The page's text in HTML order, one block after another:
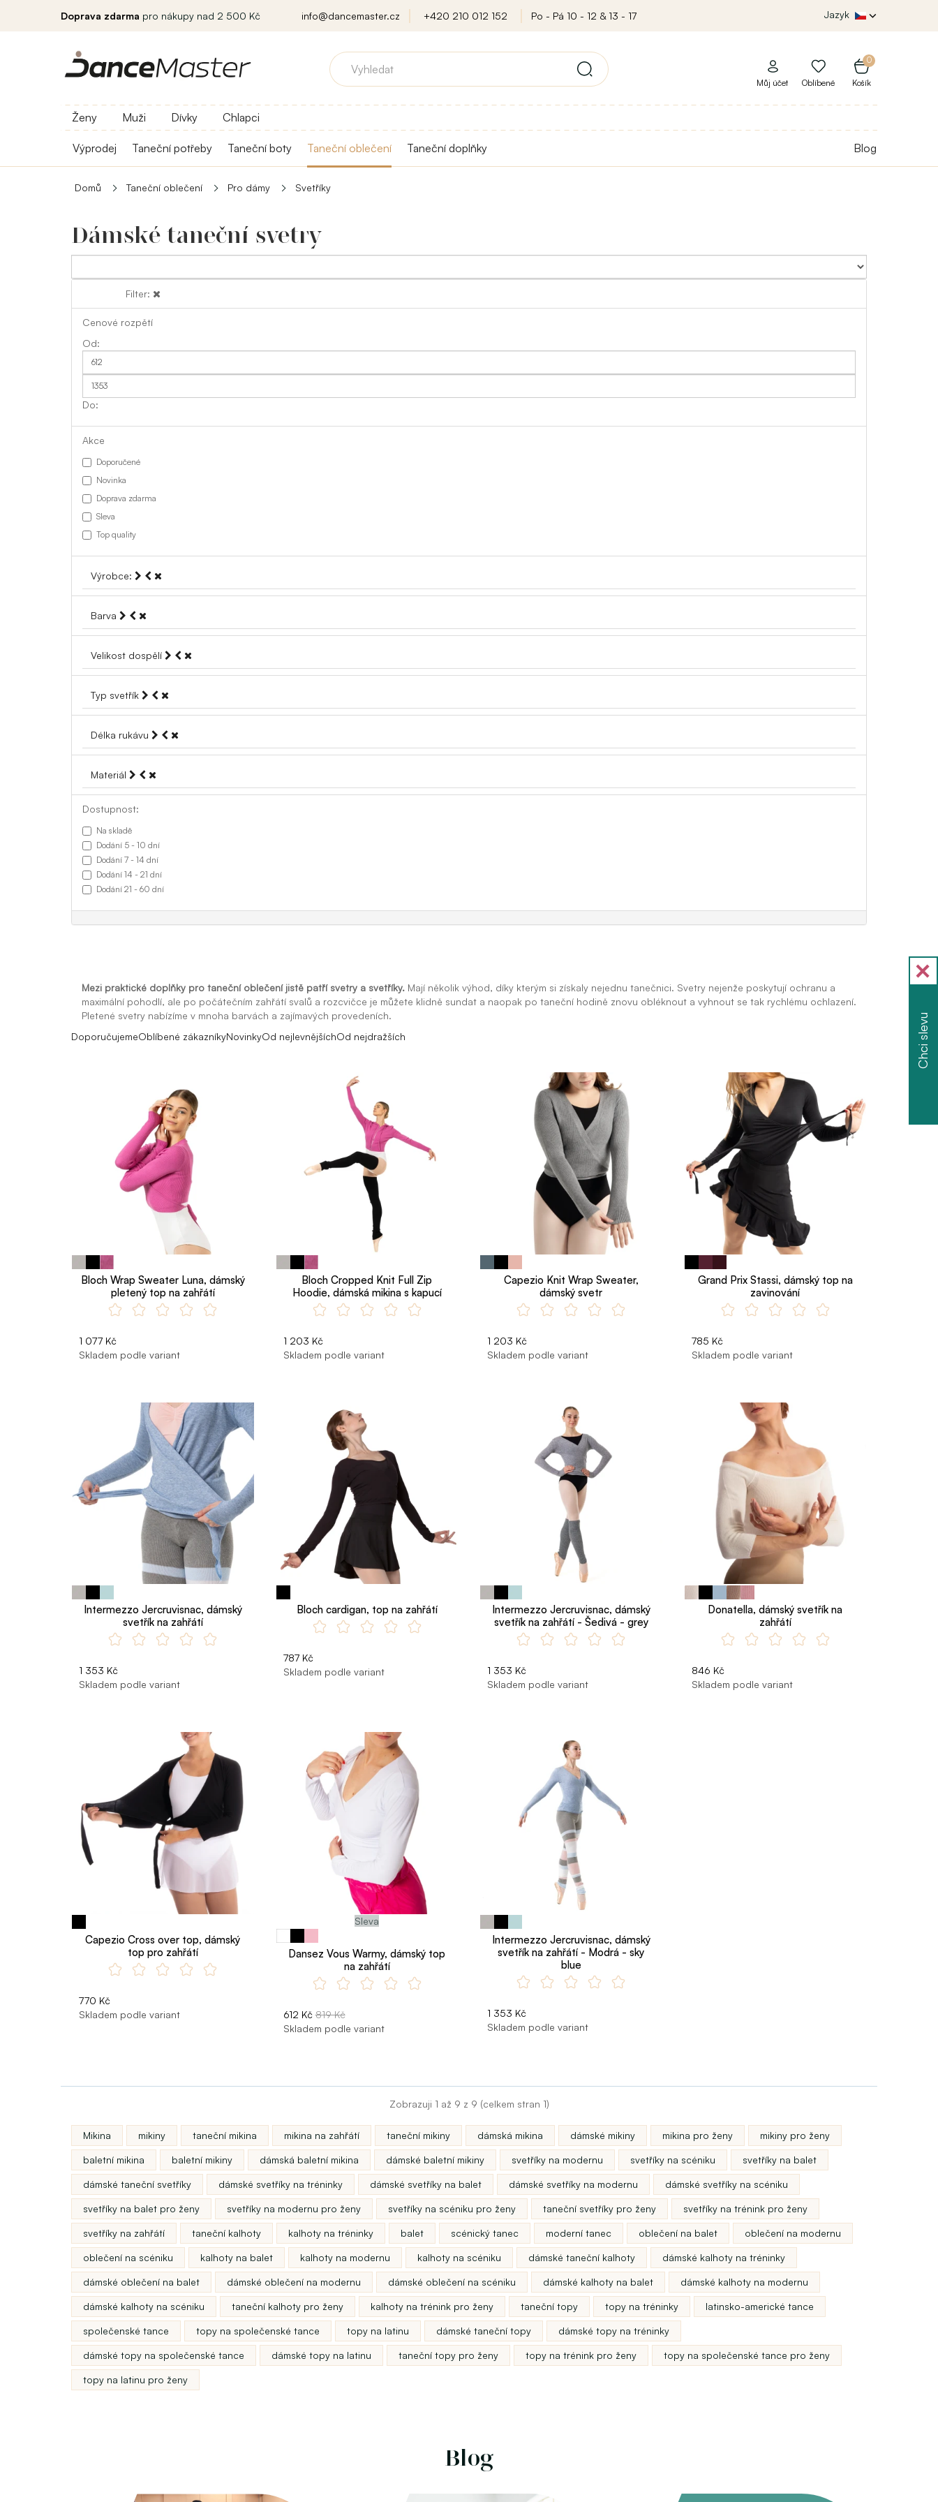
Doprava zdarma pro nákupy nad 2 500 Kč info@dancemaster.cz +420 210 012 152 Po - Pá 10 - 12 & 13 - 17 Jazyk
0
Košík
Můj účet Oblíbené
Ženy Muži Dívky Chlapci
Výprodej Taneční potřeby Taneční boty Taneční oblečení Taneční doplňky Blog
Domů Taneční oblečení Pro dámy Svetříky
Dámské taneční svetry
Filter:
Cenové rozpětí
Akce
Doporučené
Novinka
Doprava zdarma
Sleva
Top quality
Výrobce:
Barva
Velikost dospělí
Typ svetřík
Délka rukávu
Materiál
Dostupnost:
Na skladě
Dodání 5 - 10 dní
Dodání 7 - 14 dní
Dodání 14 - 21 dní
Dodání 21 - 60 dní
Mezi praktické doplňky pro taneční oblečení jistě patří svetry a svetříky. Mají několik výhod, díky kterým si získaly nejednu tanečnici. Svetry nejenže poskytují ochranu a
maximální pohodlí, ale po počátečním zahřátí svalů a rozcvičce je můžete klidně sundat a naopak po taneční hodině znovu obléknout a vyhnout se tak rychlému ochlazení.
Pletené svetry nabízíme v mnoha barvách a zajímavých provedeních.
DoporučujemeOblíbené zákazníkyNovinkyOd nejlevnějšíchOd nejdražších
Bloch Wrap Sweater Luna, dámský
pletený top na zahřátí
1 077 Kč
Skladem podle variant
Bloch Cropped Knit Full Zip
Hoodie, dámská mikina s kapucí
1 203 Kč
Skladem podle variant
Capezio Knit Wrap Sweater,
dámský svetr
1 203 Kč
Skladem podle variant
Grand Prix Stassi, dámský top na
zavinování
785 Kč
Skladem podle variant
Intermezzo Jercruvisnac, dámský
svetřík na zahřátí
1 353 Kč
Skladem podle variant
Bloch cardigan, top na zahřátí
787 Kč
Skladem podle variant
Intermezzo Jercruvisnac, dámský
svetřík na zahřátí - Šedivá - grey
1 353 Kč
Skladem podle variant
Donatella, dámský svetřík na
zahřátí
846 Kč
Skladem podle variant
Capezio Cross over top, dámský
top pro zahřátí
770 Kč
Skladem podle variant
Sleva
Dansez Vous Warmy, dámský top
na zahřátí
612 Kč 819 Kč
Skladem podle variant
Intermezzo Jercruvisnac, dámský
svetřík na zahřátí - Modrá - sky
blue
1 353 Kč
Skladem podle variant
Zobrazuji 1 až 9 z 9 (celkem stran 1)
Mikina mikiny taneční mikina mikina na zahřátí taneční mikiny dámská mikina dámské mikiny mikina pro ženy mikiny pro ženy
baletní mikina baletní mikiny dámská baletní mikina dámské baletní mikiny svetříky na modernu svetříky na scéniku svetříky na balet
dámské taneční svetříky dámské svetříky na tréninky dámské svetříky na balet dámské svetříky na modernu dámské svetříky na scéniku
svetříky na balet pro ženy svetříky na modernu pro ženy svetříky na scéniku pro ženy taneční svetříky pro ženy svetříky na trénink pro ženy
svetříky na zahřátí taneční kalhoty kalhoty na tréninky balet scénický tanec moderní tanec oblečení na balet oblečení na modernu
oblečení na scéniku kalhoty na balet kalhoty na modernu kalhoty na scéniku dámské taneční kalhoty dámské kalhoty na tréninky
dámské oblečení na balet dámské oblečení na modernu dámské oblečení na scéniku dámské kalhoty na balet dámské kalhoty na modernu
dámské kalhoty na scéniku taneční kalhoty pro ženy kalhoty na trénink pro ženy taneční topy topy na tréninky latinsko-americké tance
společenské tance topy na společenské tance topy na latinu dámské taneční topy dámské topy na tréninky
dámské topy na společenské tance dámské topy na latinu taneční topy pro ženy topy na trénink pro ženy topy na společenské tance pro ženy
topy na latinu pro ženy
Blog
Chci slevu